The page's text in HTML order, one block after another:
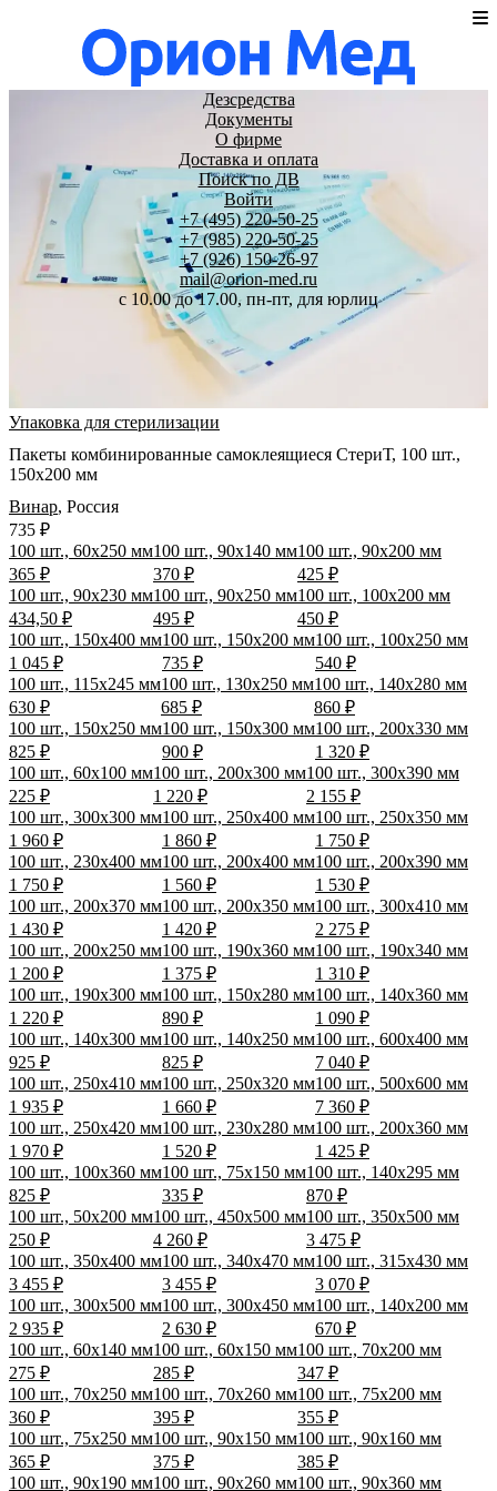
Дезсредства
Документы
О фирме
Доставка и оплата
Поиск по ДВ
Войти
+7 (495) 220-50-25
+7 (985) 220-50-25
+7 (926) 150-26-97
mail@orion-med.ru
c 10.00 до 17.00, пн-пт, для юрлиц
Упаковка для стерилизации
Пакеты комбинированные самоклеящиеся СтериТ, 100 шт.,
150х200 мм
Винар, Россия
100 шт., 60х250 мм
365 ₽
100 шт., 90х140 мм
370 ₽
100 шт., 90х200 мм
425 ₽
100 шт., 90х230 мм
434,50 ₽
100 шт., 90х250 мм
495 ₽
100 шт., 100х200 мм
450 ₽
100 шт., 150х400 мм
1 045 ₽
100 шт., 150х200 мм
735 ₽
100 шт., 100х250 мм
540 ₽
100 шт., 115х245 мм
630 ₽
100 шт., 130х250 мм
685 ₽
100 шт., 140х280 мм
860 ₽
100 шт., 150х250 мм
825 ₽
100 шт., 150х300 мм
900 ₽
100 шт., 200х330 мм
1 320 ₽
100 шт., 60х100 мм
225 ₽
100 шт., 200х300 мм
1 220 ₽
100 шт., 300х390 мм
2 155 ₽
100 шт., 300х300 мм
1 960 ₽
100 шт., 250х400 мм
1 860 ₽
100 шт., 250х350 мм
1 750 ₽
100 шт., 230х400 мм
1 750 ₽
100 шт., 200х400 мм
1 560 ₽
100 шт., 200х390 мм
1 530 ₽
100 шт., 200х370 мм
1 430 ₽
100 шт., 200х350 мм
1 420 ₽
100 шт., 300х410 мм
2 275 ₽
100 шт., 200х250 мм
1 200 ₽
100 шт., 190х360 мм
1 375 ₽
100 шт., 190х340 мм
1 310 ₽
100 шт., 190х300 мм
1 220 ₽
100 шт., 150х280 мм
890 ₽
100 шт., 140х360 мм
1 090 ₽
100 шт., 140х300 мм
925 ₽
100 шт., 140х250 мм
825 ₽
100 шт., 600х400 мм
7 040 ₽
100 шт., 250х410 мм
1 935 ₽
100 шт., 250х320 мм
1 660 ₽
100 шт., 500х600 мм
7 360 ₽
100 шт., 250х420 мм
1 970 ₽
100 шт., 230х280 мм
1 520 ₽
100 шт., 200х360 мм
1 425 ₽
100 шт., 100х360 мм
825 ₽
100 шт., 75х150 мм
335 ₽
100 шт., 140х295 мм
870 ₽
100 шт., 50х200 мм
250 ₽
100 шт., 450х500 мм
4 260 ₽
100 шт., 350х500 мм
3 475 ₽
100 шт., 350х400 мм
3 455 ₽
100 шт., 340х470 мм
3 455 ₽
100 шт., 315х430 мм
3 070 ₽
100 шт., 300х500 мм
2 935 ₽
100 шт., 300х450 мм
2 630 ₽
100 шт., 140х200 мм
670 ₽
100 шт., 60х140 мм
275 ₽
100 шт., 60х150 мм
285 ₽
100 шт., 70х200 мм
347 ₽
100 шт., 70х250 мм
360 ₽
100 шт., 70х260 мм
395 ₽
100 шт., 75х200 мм
355 ₽
100 шт., 75х250 мм
365 ₽
100 шт., 90х150 мм
375 ₽
100 шт., 90х160 мм
385 ₽
100 шт., 90х190 мм100 шт., 90х260 мм100 шт., 90х360 мм
735 ₽